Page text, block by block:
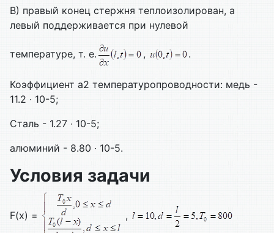
В) правый конец стержня теплоизолирован, а
левый поддерживается при нулевой
температуре, т. е. , .
Коэффициент а2 температуропроводности: медь -
11.2 ∙ 10-5;
Сталь - 1.27 ∙ 10-5;
алюминий - 8.80 ∙ 10-5.
Условия задачи
F(x) = ,